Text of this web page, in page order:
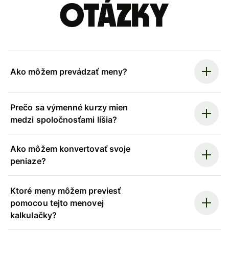
otázky
Ako môžem prevádzať meny?
Prečo sa výmenné kurzy mien
medzi spoločnosťami líšia?
Ako môžem konvertovať svoje
peniaze?
Ktoré meny môžem previesť
pomocou tejto menovej
kalkulačky?